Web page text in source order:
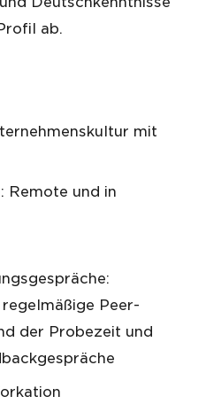
ab.
mit
Remote und in
regelmäßige Peer-
der Probezeit und